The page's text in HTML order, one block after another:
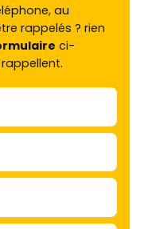
au
rappelés ? rien
ci-